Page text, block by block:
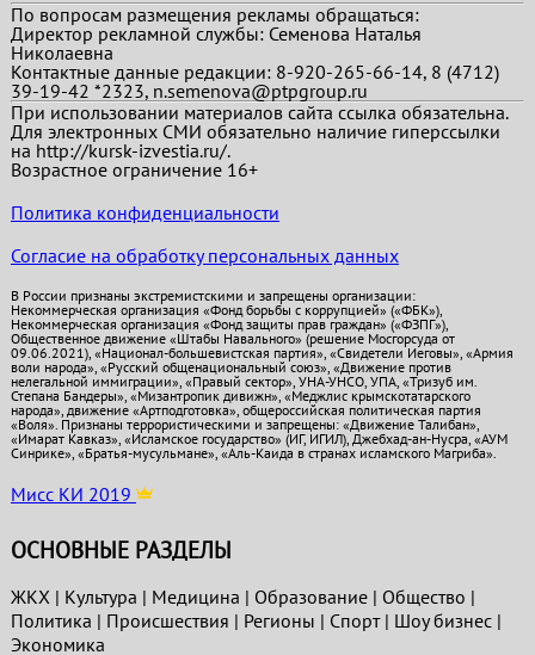
По вопросам размещения рекламы обращаться:
Директор рекламной службы: Семенова Наталья
Николаевна
Контактные данные редакции: 8-920-265-66-14, 8 (4712)
39-19-42 *2323, n.semenova@ptpgroup.ru
При использовании материалов сайта ссылка обязательна.
Для электронных СМИ обязательно наличие гиперссылки
на http://kursk-izvestia.ru/.
Возрастное ограничение 16+
Политика конфиденциальности
Согласие на обработку персональных данных
В России признаны экстремистскими и запрещены организации:
Некоммерческая организация «Фонд борьбы с коррупцией» («ФБК»),
Некоммерческая организация «Фонд защиты прав граждан» («ФЗПГ»),
Общественное движение «Штабы Навального» (решение Мосгорсуда от
09.06.2021), «Национал-большевистская партия», «Свидетели Иеговы», «Армия
воли народа», «Русский общенациональный союз», «Движение против
нелегальной иммиграции», «Правый сектор», УНА-УНСО, УПА, «Тризуб им.
Степана Бандеры», «Мизантропик дивижн», «Меджлис крымскотатарского
народа», движение «Артподготовка», общероссийская политическая партия
«Воля». Признаны террористическими и запрещены: «Движение Талибан»,
«Имарат Кавказ», «Исламское государство» (ИГ, ИГИЛ), Джебхад-ан-Нусра, «АУМ
Синрике», «Братья-мусульмане», «Аль-Каида в странах исламского Магриба».
Мисс КИ 2019
ОСНОВНЫЕ РАЗДЕЛЫ
ЖКХ | Культура | Медицина | Образование| Общество |
Политика | Проиcшествия | Регионы | Спорт| Шоу бизнес|
Экономика